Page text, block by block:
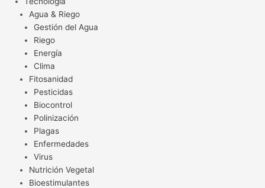
Agua & Riego
Gestión del Agua
Riego
Energía
Clima
Fitosanidad
Pesticidas
Biocontrol
Polinización
Plagas
Enfermedades
Virus
Nutrición Vegetal
Bioestimulantes